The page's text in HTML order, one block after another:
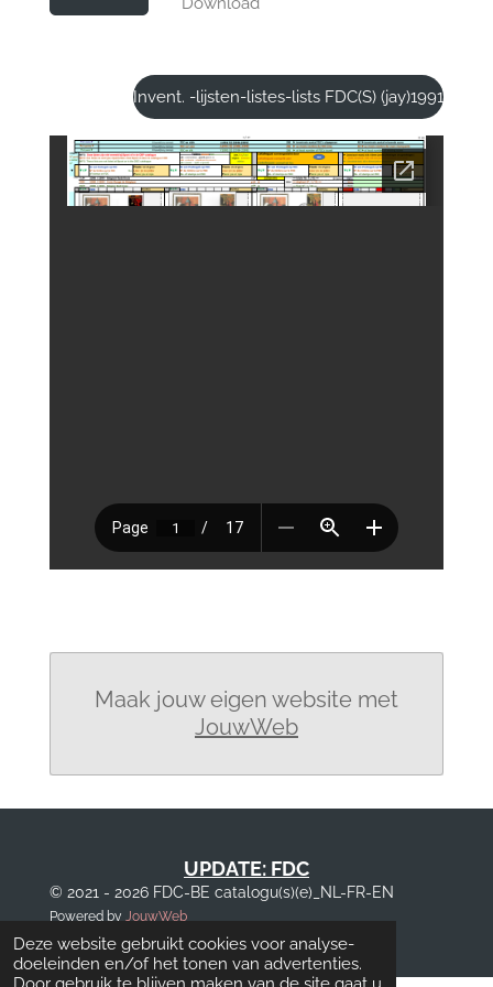
Deze website gebruikt cookies voor analyse-
doeleinden en/of het tonen van advertenties.
Invent. -lijsten-listes-lists FDC(S) (jay)1991
Maak jouw eigen website met
JouwWeb
UPDATE: FDC
© 2021 - 2026 FDC-BE catalogu(s)(e)_NL-FR-EN
Powered by JouwWeb